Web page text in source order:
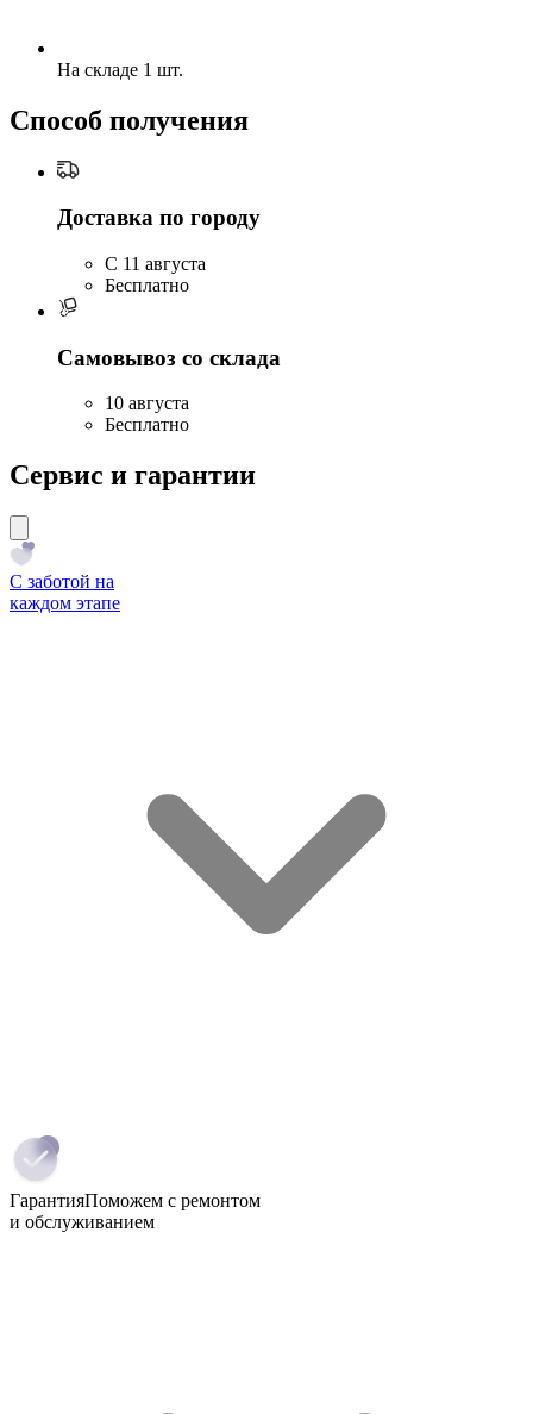
На складе 1 шт.
Способ получения
Доставка по городу
C 11 августа
Бесплатно
Самовывоз со склада
10 августа
Бесплатно
Сервис и гарантии
С заботой на
каждом этапе
ГарантияПоможем с ремонтом
и обслуживанием